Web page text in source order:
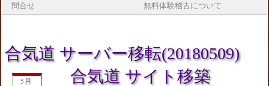
問合せ 無料体験稽古について
合気道 サーバー移転(20180509)
5月 合気道 サイト移築